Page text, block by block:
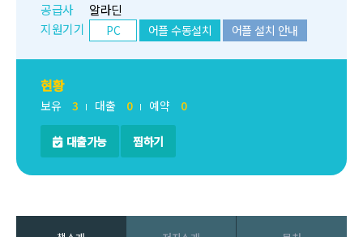
공급사
알라딘
지원기기
PC 어플 수동설치 어플 설치 안내
현황
보유 3 대출 0 예약 0
대출가능 찜하기